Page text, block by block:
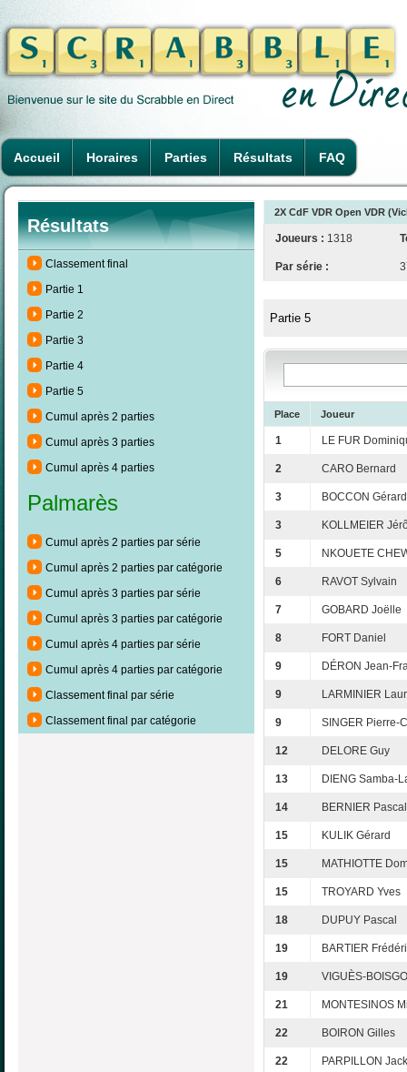
Accueil Horaires Parties Résultats FAQ
Résultats
Classement final
Partie 1
Partie 2
Partie 3
Partie 4
Partie 5
Cumul après 2 parties
Cumul après 3 parties
Cumul après 4 parties
Palmarès
Cumul après 2 parties par série
Cumul après 2 parties par catégorie
Cumul après 3 parties par série
Cumul après 3 parties par catégorie
Cumul après 4 parties par série
Cumul après 4 parties par catégorie
Classement final par série
Classement final par catégorie
2X CdF VDR Open VDR
Joueurs : 1318
Par série :
Partie 5
Place Joueur
1 LE FUR
2 CARO Bernard
3 BOCCON Gérard
3 KOLLMEIER
5 NKOUETE
6 RAVOT Sylvain
7 GOBARD Joëlle
8 FORT Daniel
9 DÉRON Jean-
9 LARMINIER
9 SINGER Pierre-
12 DELORE Guy
13 DIENG Samba-
14 BERNIER Pascal
15 KULIK Gérard
15 MATHIOTTE
15 TROYARD Yves
18 DUPUY Pascal
19 BARTIER
19 VIGUÈS-
21 MONTESINOS
22 BOIRON Gilles
22 PARPILLON